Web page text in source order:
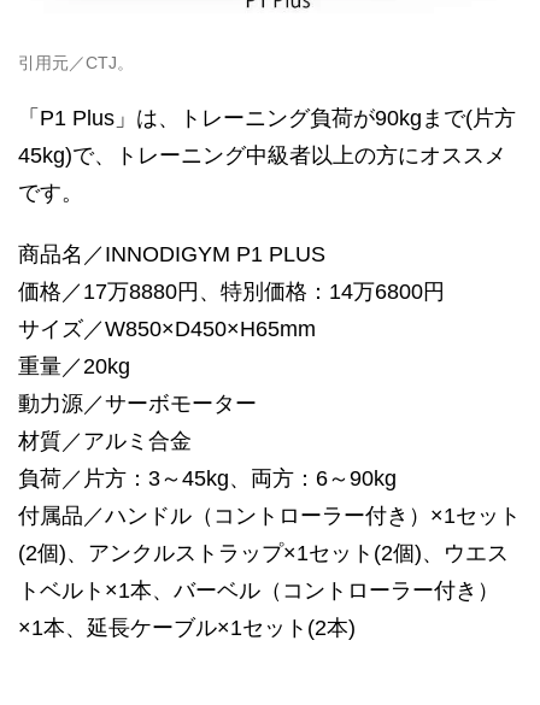
引用元／CTJ。
「P1 Plus」は、トレーニング負荷が90kgまで(片方
45kg)で、トレーニング中級者以上の方にオススメ
です。
商品名／INNODIGYM P1 PLUS
価格／17万8880円、特別価格：14万6800円
サイズ／W850×D450×H65mm
重量／20kg
動力源／サーボモーター
材質／アルミ合金
負荷／片方：3～45kg、両方：6～90kg
付属品／ハンドル（コントローラー付き）×1セット
(2個)、アンクルストラップ×1セット(2個)、ウエス
トベルト×1本、バーベル（コントローラー付き）
×1本、延長ケーブル×1セット(2本)